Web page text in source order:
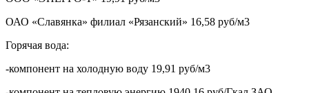
ОАО «Славянка» филиал «Рязанский» 16,58 руб/м3
Горячая вода:
-компонент на холодную воду 19,91 руб/м3